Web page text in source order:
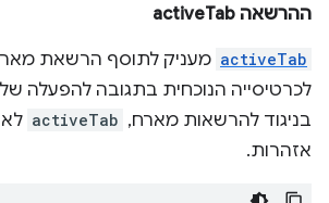
ההרשאה activeTab
activeTab מעניק לתוסף הרשאת
לכרטיסייה הנוכחית בתגובה להפעלה
בניגוד להרשאות מארח, activeTab
אזהרות.